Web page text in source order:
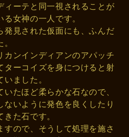
ィーテと同一視されることが
女神の一人です。
発見された仮面にも、ふんだ
カンインディアンのアパッチ
ターコイズを身につけると射
ました。
たほど柔らかな石なので、
いように発色を良くしたり
た石です。
ので、そうして処理を施さ